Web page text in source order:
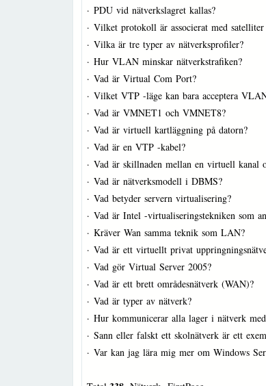
· PDU vid nätverkslagret kallas?
· Vilket protokoll är associerat med
· Vilka är tre typer av nätverksprofiler?
· Hur VLAN minskar nätverkstrafiken?
· Vad är Virtual Com Port?
· Vilket VTP -läge kan bara acceptera
· Vad är VMNET1 och VMNET8?
· Vad är virtuell kartläggning på datorn?
· Vad är en VTP -kabel?
· Vad är skillnaden mellan en virtuell kanal
· Vad är nätverksmodell i DBMS?
· Vad betyder servern virtualisering?
· Vad är Intel -virtualiseringstekniken som
· Kräver Wan samma teknik som LAN?
· Vad är ett virtuellt privat
· Vad gör Virtual Server 2005?
· Vad är ett brett områdesnätverk (WAN)?
· Vad är typer av nätverk?
· Hur kommunicerar alla lager i nätverk
· Sann eller falskt ett skolnätverk är ett
· Var kan jag lära mig mer om Windows